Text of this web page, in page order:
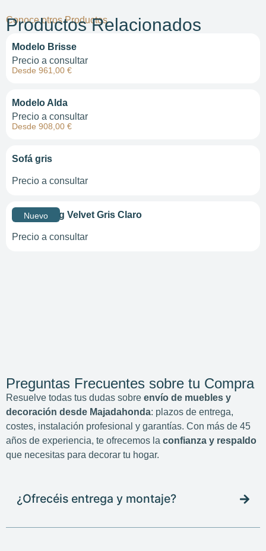
Conoce otros Productos
Productos Relacionados
Modelo Brisse
Precio a consultar
Desde 961,00 €
Modelo Alda
Precio a consultar
Desde 908,00 €
Sofá gris
Precio a consultar
Nuevo
Sofá Loring Velvet Gris Claro
Precio a consultar
Preguntas Frecuentes sobre tu Compra
Resuelve todas tus dudas sobre envío de muebles y
decoración desde Majadahonda: plazos de entrega,
costes, instalación profesional y garantías. Con más de 45
años de experiencia, te ofrecemos la confianza y respaldo
que necesitas para decorar tu hogar.
¿Ofrecéis entrega y montaje?